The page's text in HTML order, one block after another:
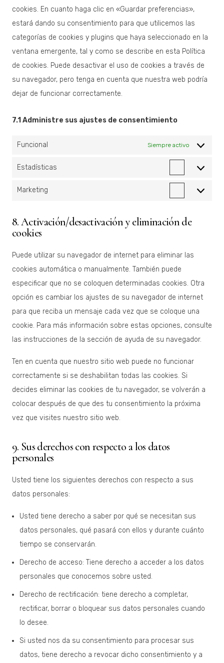
cookies. En cuanto haga clic en «Guardar preferencias»,
estará dando su consentimiento para que utilicemos las
categorías de cookies y plugins que haya seleccionado en la
ventana emergente, tal y como se describe en esta Política
de cookies. Puede desactivar el uso de cookies a través de
su navegador, pero tenga en cuenta que nuestra web podría
dejar de funcionar correctamente.
7.1 Administre sus ajustes de consentimiento
Funcional Siempre activo
Estadísticas
Marketing
8. Activación/desactivación y eliminación de
cookies
Puede utilizar su navegador de internet para eliminar las
cookies automática o manualmente. También puede
especificar que no se coloquen determinadas cookies. Otra
opción es cambiar los ajustes de su navegador de internet
para que reciba un mensaje cada vez que se coloque una
cookie. Para más información sobre estas opciones, consulte
las instrucciones de la sección de ayuda de su navegador.
Ten en cuenta que nuestro sitio web puede no funcionar
correctamente si se deshabilitan todas las cookies. Si
decides eliminar las cookies de tu navegador, se volverán a
colocar después de que des tu consentimiento la próxima
vez que visites nuestro sitio web.
9. Sus derechos con respecto a los datos
personales
Usted tiene los siguientes derechos con respecto a sus
datos personales:
Usted tiene derecho a saber por qué se necesitan sus
datos personales, qué pasará con ellos y durante cuánto
tiempo se conservarán.
Derecho de acceso: Tiene derecho a acceder a los datos
personales que conocemos sobre usted.
Derecho de rectificación: tiene derecho a completar,
rectificar, borrar o bloquear sus datos personales cuando
lo desee.
Si usted nos da su consentimiento para procesar sus
datos, tiene derecho a revocar dicho consentimiento y a